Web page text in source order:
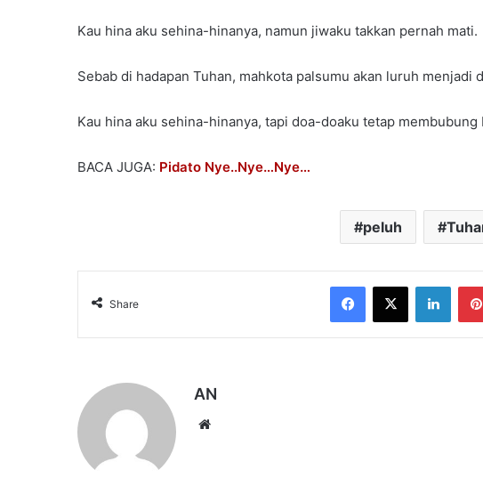
Kau hina aku sehina-hinanya, namun jiwaku takkan pernah mati.
Sebab di hadapan Tuhan, mahkota palsumu akan luruh menjadi
Kau hina aku sehina-hinanya, tapi doa-doaku tetap membubung
BACA JUGA: Pidato Nye..Nye…Nye…
peluh
Share
Facebook
X
AN